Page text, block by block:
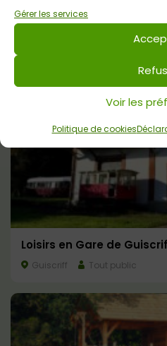
Gérer les services
Voir les
Politique de cookies
Camping *** Le Petit
Loisirs en Gare de
Guiscriff Tout public